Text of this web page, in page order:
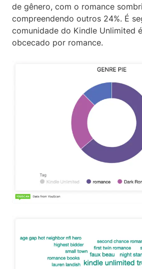
de gênero, com o romance
compreendendo outros 24%. É
comunidade do Kindle Unlimited
obcecado por romance.